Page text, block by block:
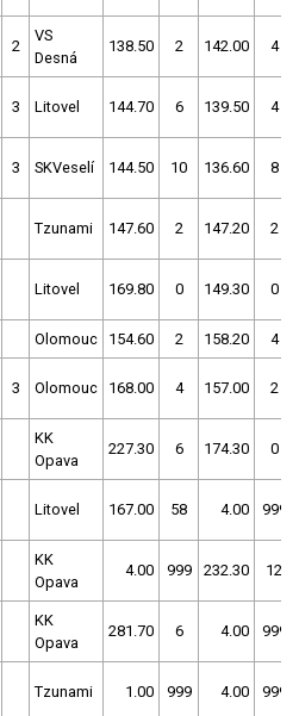
2
VS
Desná
138.50 2 142.00 4
3 Litovel 144.70 6 139.50 4
3 SKVeselí 144.50 10 136.60 8
Tzunami 147.60 2 147.20 2
Litovel 169.80 0 149.30 0
Olomouc 154.60 2 158.20 4
3 Olomouc 168.00 4 157.00 2
KK
Opava
227.30 6 174.30 0
Litovel 167.00 58 4.00 999
KK
Opava
4.00 999 232.30 12
KK
Opava
281.70 6 4.00 999
Tzunami 1.00 999 4.00 999